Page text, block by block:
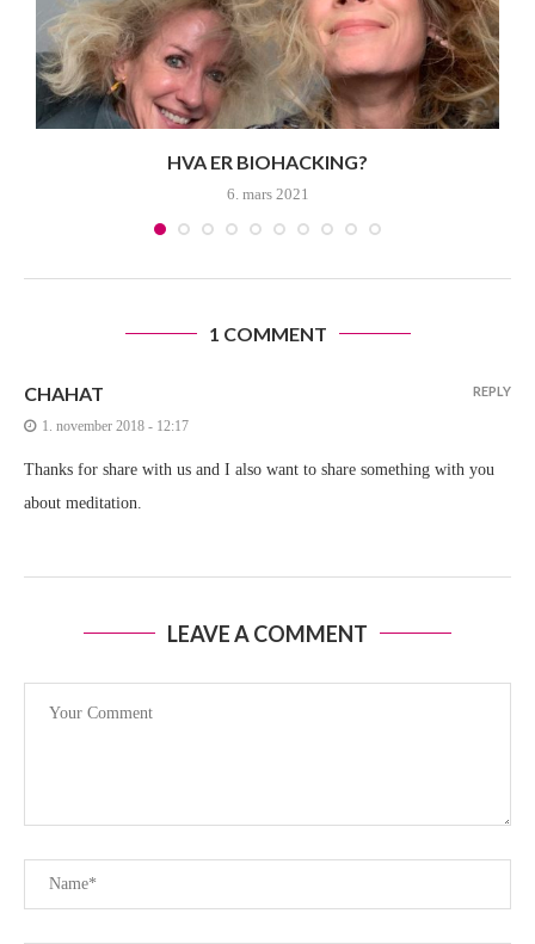
HVA ER BIOHACKING?
6. mars 2021
1 COMMENT
CHAHAT
1. november 2018 - 12:17
Thanks for share with us and I also want to share something with you
about meditation.
REPLY
LEAVE A COMMENT